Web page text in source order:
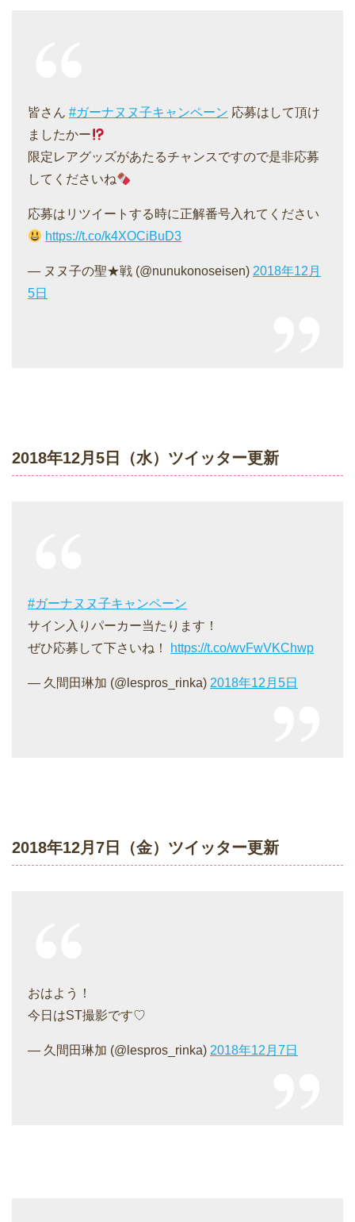
皆さん #ガーナヌヌ子キャンペーン 応募はして頂け
ましたかー
限定レアグッズがあたるチャンスですので是非応募
してくださいね
応募はリツイートする時に正解番号入れてください
https://t.co/k4XOCiBuD3
— ヌヌ子の聖★戦 (@nunukonoseisen) 2018年12月
5日
2018年12月5日（水）ツイッター更新
#ガーナヌヌ子キャンペーン
サイン入りパーカー当たります！
ぜひ応募して下さいね！
https://t.co/wvFwVKChwp
— 久間田琳加 (@lespros_rinka) 2018年12月5日
2018年12月7日（金）ツイッター更新
おはよう！
今日はST撮影です♡
— 久間田琳加 (@lespros_rinka) 2018年12月7日